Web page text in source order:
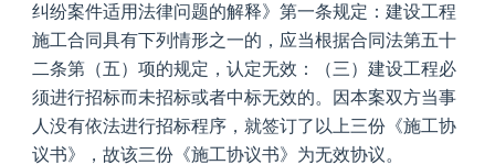
纠纷案件适用法律问题的解释》第一条规定：建设工程
施工合同具有下列情形之一的，应当根据合同法第五十
二条第（五）项的规定，认定无效：（三）建设工程必
须进行招标而未招标或者中标无效的。因本案双方当事
人没有依法进行招标程序，就签订了以上三份《施工协
议书》，故该三份《施工协议书》为无效协议。